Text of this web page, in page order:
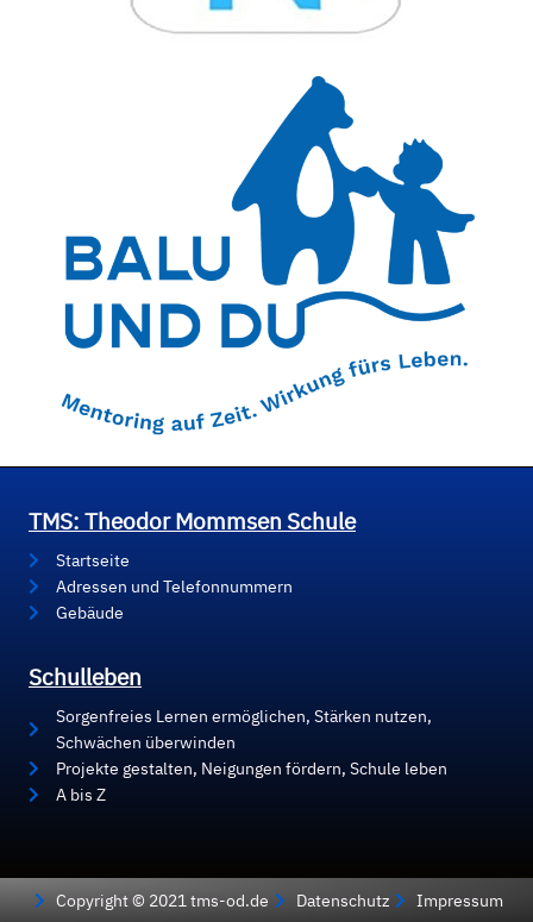
TMS: Theodor Mommsen Schule
Startseite
Adressen und Telefonnummern
Gebäude
Schulleben
Sorgenfreies Lernen ermöglichen, Stärken nutzen,
Schwächen überwinden
Projekte gestalten, Neigungen fördern, Schule leben
A bis Z
Copyright © 2021 tms-od.de Datenschutz Impressum